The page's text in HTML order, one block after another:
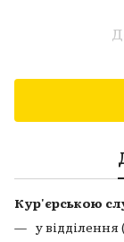
Кур'єрською
у